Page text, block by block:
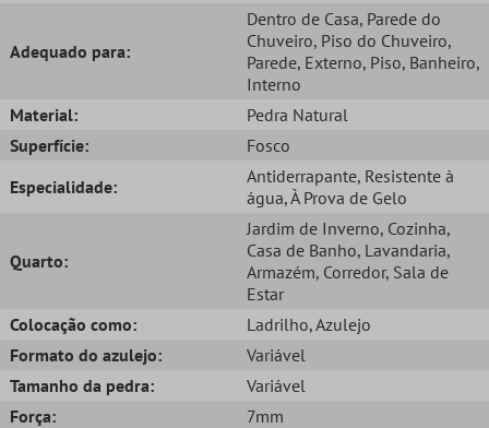
Adequado para:
Dentro de Casa, Parede do
Chuveiro, Piso do Chuveiro,
Parede, Externo, Piso, Banheiro,
Interno
Material:
Pedra Natural
Superfície:
Fosco
Especialidade:
Antiderrapante, Resistente à
água, À Prova de Gelo
Quarto:
Jardim de Inverno, Cozinha,
Casa de Banho, Lavandaria,
Armazém, Corredor, Sala de
Estar
Colocação como:
Ladrilho, Azulejo
Formato do azulejo:
Variável
Tamanho da pedra:
Variável
Força:
7mm